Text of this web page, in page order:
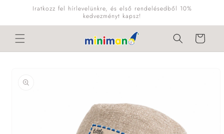
Ugrás aIratkozz fel hírlevelünkre, és első rendelésedből 10%
kedvezményt kapsz!
Kosár
ugrás a
termékadatokra